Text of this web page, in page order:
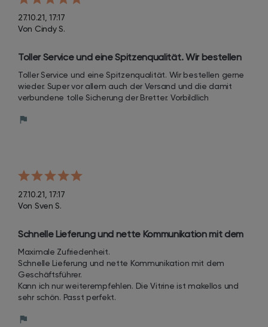
27.10.21, 17:17
Von Cindy S.
Toller Service und eine Spitzenqualität. Wir bestellen
gerne wieder. Super vor allem auch der Versand und
die damit verbundene tolle Sicherung der Bretter.
Toller Service und eine Spitzenqualität. Wir bestellen gerne
wieder. Super vor allem auch der Versand und die damit
verbundene tolle Sicherung der Bretter. Vorbildlich
27.10.21, 17:17
Von Sven S.
Schnelle Lieferung und nette Kommunikation mit dem
Geschäftsführer.
Maximale Zufriedenheit.
Schnelle Lieferung und nette Kommunikation mit dem
Geschäftsführer.
Kann ich nur weiterempfehlen. Die Vitrine ist makellos und
sehr schön. Passt perfekt.